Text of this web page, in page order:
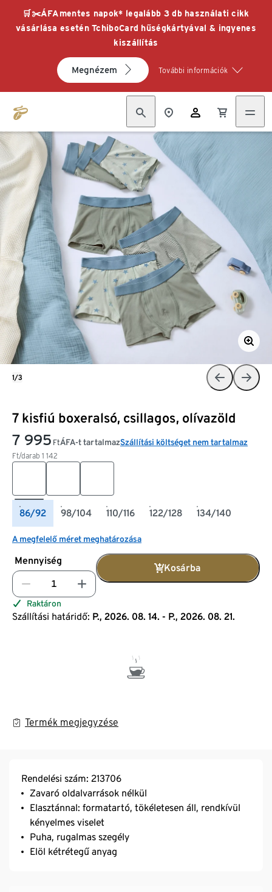
🛒✂️ÁFAmentes napok* legalább 3 db használati cikk
vásárlása esetén TchiboCard hűségkártyával & ingyenes
kiszállítás
Megnézem További információk
7 kisfiú boxeralsó, csillagos, olívazöld
7 995 Ft
Ft/darab 1 142
ÁFA-t tartalmazSzállítási költséget nem tartalmaz
86/92 98/104 110/116 122/128 134/140
A megfelelő méret meghatározása
Mennyiség
Kosárba
Raktáron
Szállítási határidő: P., 2026. 08. 14. - P., 2026. 08. 21.
Termék megjegyzése
1/3
Rendelési szám: 213706
Zavaró oldalvarrások nélkül
Elasztánnal: formatartó, tökéletesen áll, rendkívül
kényelmes viselet
Puha, rugalmas szegély
Elöl kétrétegű anyag